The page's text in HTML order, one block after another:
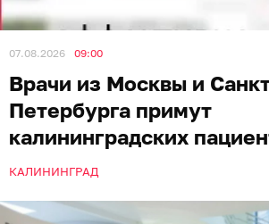
07.08.2026 09:00
Врачи из Москвы и
Петербурга примут
калининградских
КАЛИНИНГРАД